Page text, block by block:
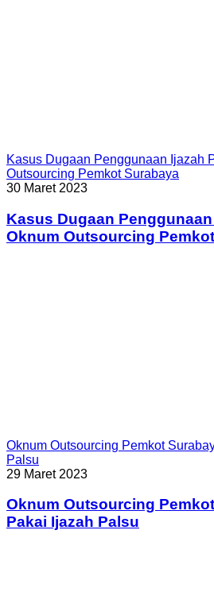
Kasus Dugaan Penggunaan Ijazah
Outsourcing Pemkot Surabaya
30 Maret 2023
Kasus Dugaan
Oknum Outsourcing
Oknum Outsourcing Pemkot
Palsu
29 Maret 2023
Oknum Outsourcing
Pakai Ijazah Palsu